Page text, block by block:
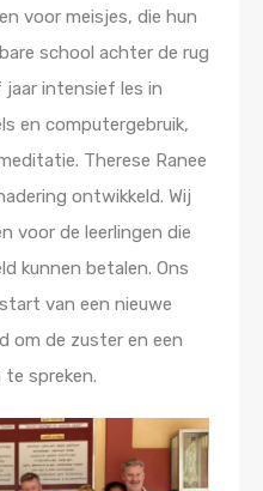
voor meisjes, die hun
school achter de rug
jaar intensief les in
en computergebruik,
Therese Ranee
ontwikkeld. Wij
voor de leerlingen die
kunnen betalen. Ons
van een nieuwe
om de zuster en een
spreken.